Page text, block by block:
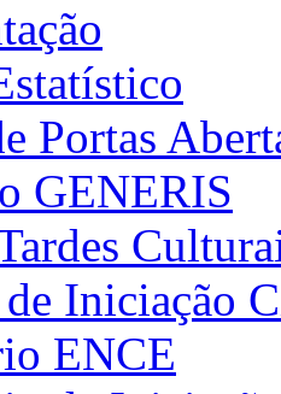
Portas
GENERIS
de Iniciação
ENCE